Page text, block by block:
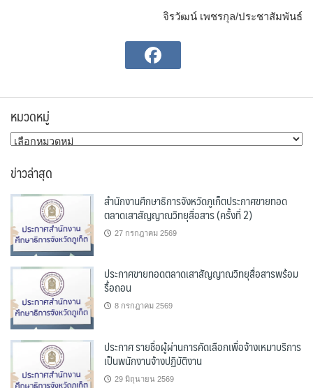
จิรวัฒน์ เพชรกุล/ประชาสัมพันธ์
หมวดหมู่
หมวด
ข่าวล่าสุด
สำนักงานศึกษาธิการจังหวัดภูเก็ตประกาศขายทอด
ตลาดเสาสัญญาณวิทยุสื่อสาร (ครั้งที่ 2)
27 กรกฎาคม 2569
ประกาศขายทอดตลาดเสาสัญญาณวิทยุสื่อสารพร้อม
รื้อถอน
8 กรกฎาคม 2569
ประกาศ รายชื่อผู้ผ่านการคัดเลือกเพื่อจ้างเหมาบริการ
เป็นพนักงานจ้างปฏิบัติงาน
29 มิถุนายน 2569